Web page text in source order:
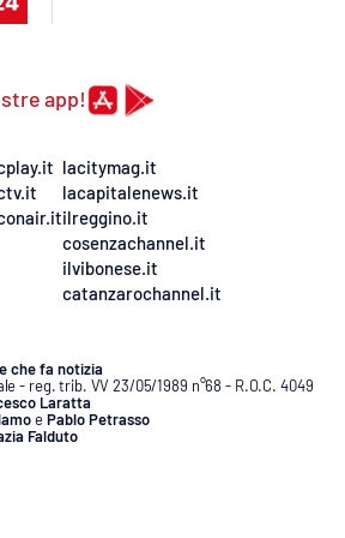
app!
lacitymag.it
lacapitalenews.it
ilreggino.it
cosenzachannel.it
ilvibonese.it
catanzarochannel.it
che fa notizia
- reg. trib. VV 23/05/1989 n°68 - R.O.C. 4049
Laratta
ePablo Petrasso
Falduto